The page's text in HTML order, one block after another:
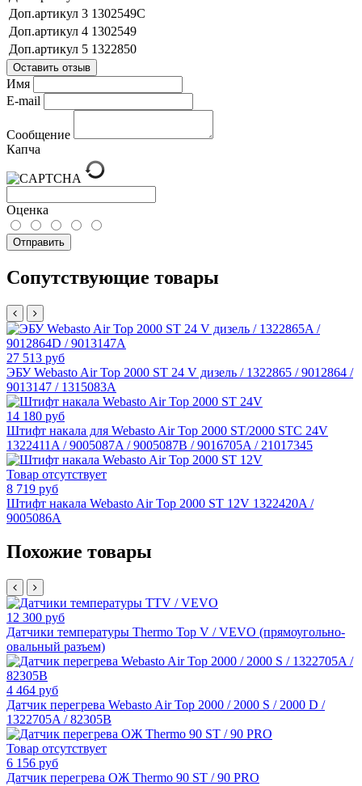
Доп.артикул 3 1302549C
Доп.артикул 4 1302549
Доп.артикул 5 1322850
Оставить отзыв
Имя
E-mail
Сообщение
Капча
Оценка
Отправить
Сопутствующие товары
27 513 руб
ЭБУ Webasto Air Top 2000 ST 24 V дизель / 1322865 / 9012864 /
9013147 / 1315083A
14 180 руб
Штифт накала для Webasto Air Top 2000 ST/2000 STC 24V
1322411A / 9005087A / 9005087B / 9016705A / 21017345
Товар отсутствует
8 719 руб
Штифт накала Webasto Air Top 2000 ST 12V 1322420A /
9005086A
Похожие товары
12 300 руб
Датчики температуры Thermo Top V / VEVO (прямоугольно-
овальный разъем)
4 464 руб
Датчик перегрева Webasto Air Top 2000 / 2000 S / 2000 D /
1322705A / 82305B
Товар отсутствует
6 156 руб
Датчик перегрева ОЖ Thermo 90 ST / 90 PRO